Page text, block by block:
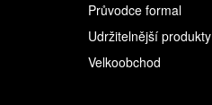
Průvodce formal
Udržitelnější produkty
Velkoobchod